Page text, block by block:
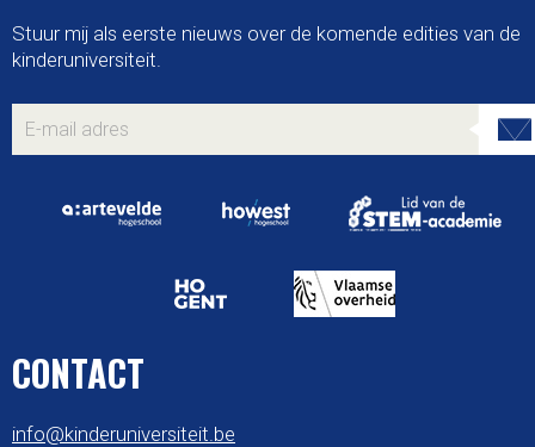
Stuur mij als eerste nieuws over de komende edities van de
kinderuniversiteit.
CONTACT
info@kinderuniversiteit.be